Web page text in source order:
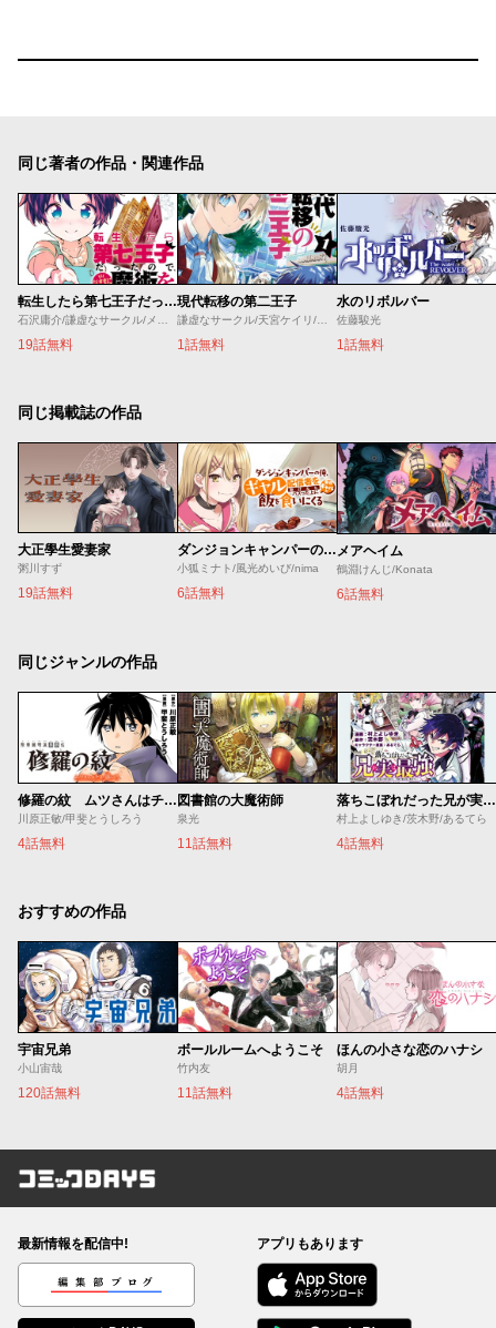
同じ著者の作品・関連作品
転生したら第七王子だったので、気ままに魔術を極めます
19話無料
現代転移の第二王子
1話無料
水のリボルバー
佐藤駿光
1話無料
同じ掲載誌の作品
大正學生愛妻家
粥川すず
19話無料
ダンジョンキャンパーの俺、ギャル配信者を助けたらバズった上に毎日ギャルが飯を食いにくる
小狐ミナト/風光めいび/nima
6話無料
メアヘイム
鶴淵けんじ/Konata
6話無料
同じジャンルの作品
修羅の紋 ムツさんはチョー強い？！
川原正敏/甲斐とうしろう
4話無料
図書館の大魔術師
泉光
11話無料
落ちこぼれだった兄が実は最強 ～史上最強の勇者は転生し、学園で無自覚に無双する～
村上よしゆき/茨木野/あるてら
4話無料
おすすめの作品
宇宙兄弟
小山宙哉
120話無料
ボールルームへようこそ
竹内友
11話無料
ほんの小さな恋のハナシ
胡月
4話無料
コミックDAYS
最新情報を配信中!
編集部ブログ
アプリもあります